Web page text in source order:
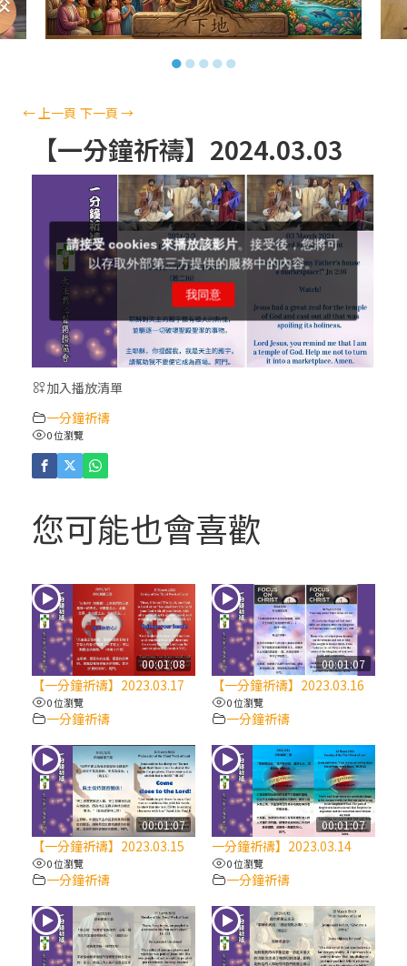
【信仰之旅】第十三集：「天主十誡(上)」
—金毓瑋 神父
【信仰之旅】第十二集：「聖母、聖人」—
高樂祈 修女
【信仰之旅】第十一集：「教 會」(推廣片)
【信仰之旅】第十一集：「教 會」—林必能
神父
【信仰之旅】第十集：「逾越奧蹟」— 錢玲
珠老師
(5)黃敏正主教帶你做「四旬期避靜」—【逾
人相遇
(2)黃敏正主教帶你做「四旬期避靜」—【逾
越的智慧】：七項齋戒的意義與益處
【信仰之旅】第九集：「如果你的痛苦比快
樂多」—歐義明神父 / 應芝莉老師
(1)黃敏正主教帶你做「四旬期避靜」—【逾
越的智慧】：聖方濟的靈修，「不占為己
有」
【信仰之旅】第八集：「耶穌為什麼降生到
人世」—高樂祈修女
2025/10/10【萬物讚頌頌歌 – 太陽與生態音
樂會】紀念聖方濟與已逝教宗方濟各（中）
●●●●●
← 上一頁 下一頁→
【一分鐘祈禱】2024.03.03
加入播放清單
一分鐘祈禱
0 位瀏覽
您可能也會喜歡
00:01:08
【一分鐘祈禱】2023.03.17
0 位瀏覽
一分鐘祈禱
00:01:07
【一分鐘祈禱】2023.03.16
0 位瀏覽
一分鐘祈禱
00:01:07
【一分鐘祈禱】2023.03.15
0 位瀏覽
一分鐘祈禱
00:01:07
一分鐘祈禱】2023.03.14
0 位瀏覽
一分鐘祈禱